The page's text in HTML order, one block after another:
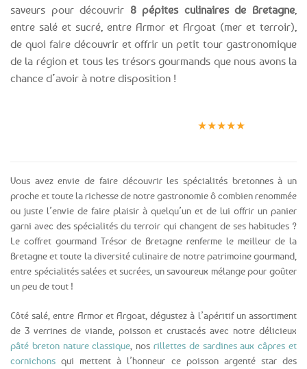
saveurs pour découvrir 8 pépites culinaires de Bretagne
entre salé et sucré, entre Armor et Argoat (mer et terroir),
de quoi faire découvrir et offrir un petit tour gastronomique
de la région et tous les trésors gourmands que nous avons la
chance d’avoir à notre disposition !
★★★★★
Vous avez envie de faire découvrir les spécialités bretonnes à un
proche et toute la richesse de notre gastronomie ô combien renommée
ou juste l’envie de faire plaisir à quelqu’un et de lui offrir un panier
garni avec des spécialités du terroir qui changent de ses habitudes ?
Le coffret gourmand Trésor de Bretagne renferme le meilleur de la
Bretagne et toute la diversité culinaire de notre patrimoine gourmand,
entre spécialités salées et sucrées, un savoureux mélange pour goûter
un peu de tout !
Côté salé, entre Armor et Argoat, dégustez à l’apéritif un assortiment
de 3 verrines de viande, poisson et crustacés avec notre délicieux
pâté breton nature classique, nosrillettes de sardines aux câpres et
cornichons qui mettent à l’honneur ce poisson argenté star des